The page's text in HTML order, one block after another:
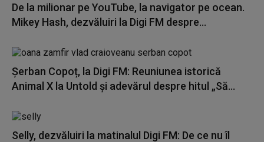
De la milionar pe YouTube, la navigator pe ocean.
Mikey Hash, dezvăluiri la Digi FM despre...
Șerban Copoț, la Digi FM: Reuniunea istorică
Animal X la Untold și adevărul despre hitul „Să...
Selly, dezvăluiri la matinalul Digi FM: De ce nu îl